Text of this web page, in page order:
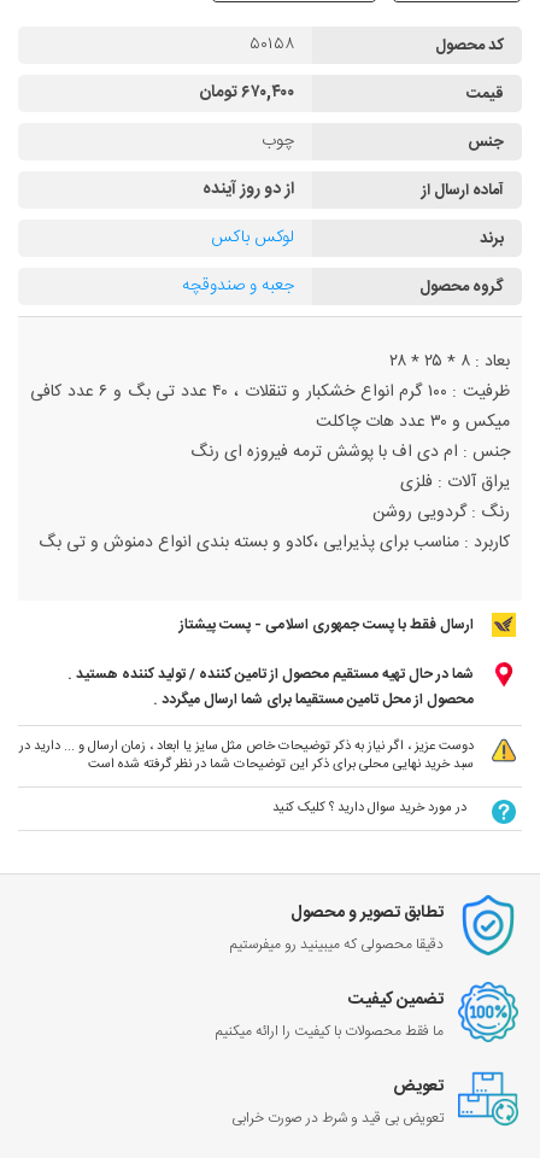
کد محصول ۵۰۱۵۸
قیمت ۶۷۰,۴۰۰ تومان
جنس چوب
آماده ارسال از از دو روز آینده
برند لوکس باکس
گروه محصول جعبه و صندوقچه
بعاد : ۸ * ۲۵ * ۲۸
ظرفیت : ۱۰۰ گرم انواع خشکبار و تنقلات ، ۴۰ عدد تی بگ و ۶ عدد کافی
میکس و ۳۰ عدد هات چاکلت
جنس : ام دی اف با پوشش ترمه فیروزه ای رنگ
یراق آلات : فلزی
رنگ : گردویی روشن
کاربرد : مناسب برای پذیرایی ،کادو و بسته بندی انواع دمنوش و تی بگ
ارسال فقط با پست جمهوری اسلامی - پست پیشتاز
شما در حال تهیه مستقیم محصول از تامین کننده / تولید کننده هستید .
محصول از محل تامین مستقیما برای شما ارسال میگردد .
دوست عزیز ، اگر نیاز به ذکر توضیحات خاص مثل سایز یا ابعاد ، زمان ارسال و ... دارید در
سبد خرید نهایی محلی برای ذکر این توضیحات شما در نظر گرفته شده است
در مورد خرید سوال دارید ؟ کلیک کنید
تطابق تصویر و محصول
دقیقا محصولی که میبینید رو میفرستیم
تضمین کیفیت
ما فقط محصولات با کیفیت را ارائه میکنیم
تعویض
تعویض بی قید و شرط در صورت خرابی